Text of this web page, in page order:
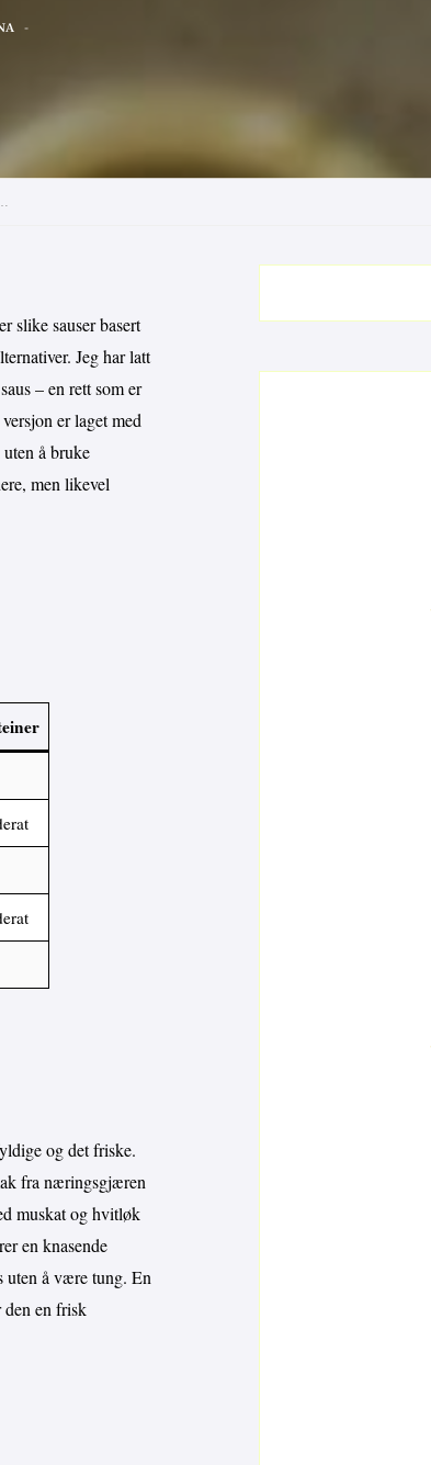
pastarett uten kjøtt, full av smak og god konsistens!
slike sauser basert
Jeg har latt
– en rett som er
er laget med
å bruke
men likevel
og det friske.
fra næringsgjæren
muskat og hvitløk
en knasende
uten å være tung. En
den en frisk